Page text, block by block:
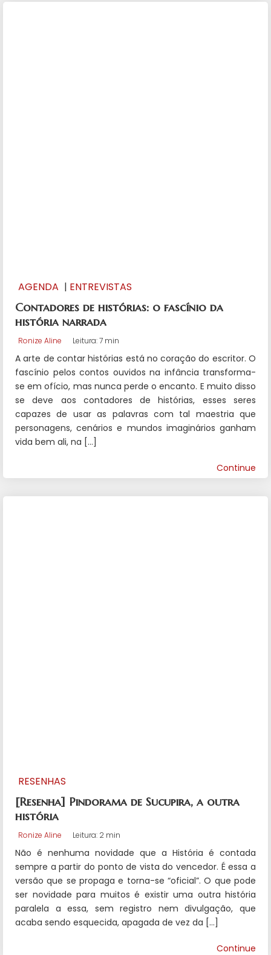
AGENDA | ENTREVISTAS
Contadores de histórias: o fascínio da
história narrada
Ronize Aline Leitura: 7 min
A arte de contar histórias está no coração do escritor. O
fascínio pelos contos ouvidos na infância transforma-
se em ofício, mas nunca perde o encanto. E muito disso
se deve aos contadores de histórias, esses seres
capazes de usar as palavras com tal maestria que
personagens, cenários e mundos imaginários ganham
vida bem ali, na […]
Continue
RESENHAS
[Resenha] Pindorama de Sucupira, a outra
história
Ronize Aline Leitura: 2 min
Não é nenhuma novidade que a História é contada
sempre a partir do ponto de vista do vencedor. É essa a
versão que se propaga e torna-se “oficial”. O que pode
ser novidade para muitos é existir uma outra história
paralela a essa, sem registro nem divulgação, que
acaba sendo esquecida, apagada de vez da […]
Continue